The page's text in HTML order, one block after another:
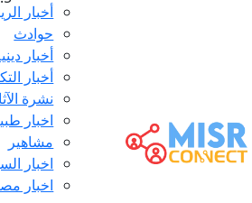
أخبار
حوادث
أخبار
أخبار
نشرة
اخبار
مشاهير
اخبار
اخبار